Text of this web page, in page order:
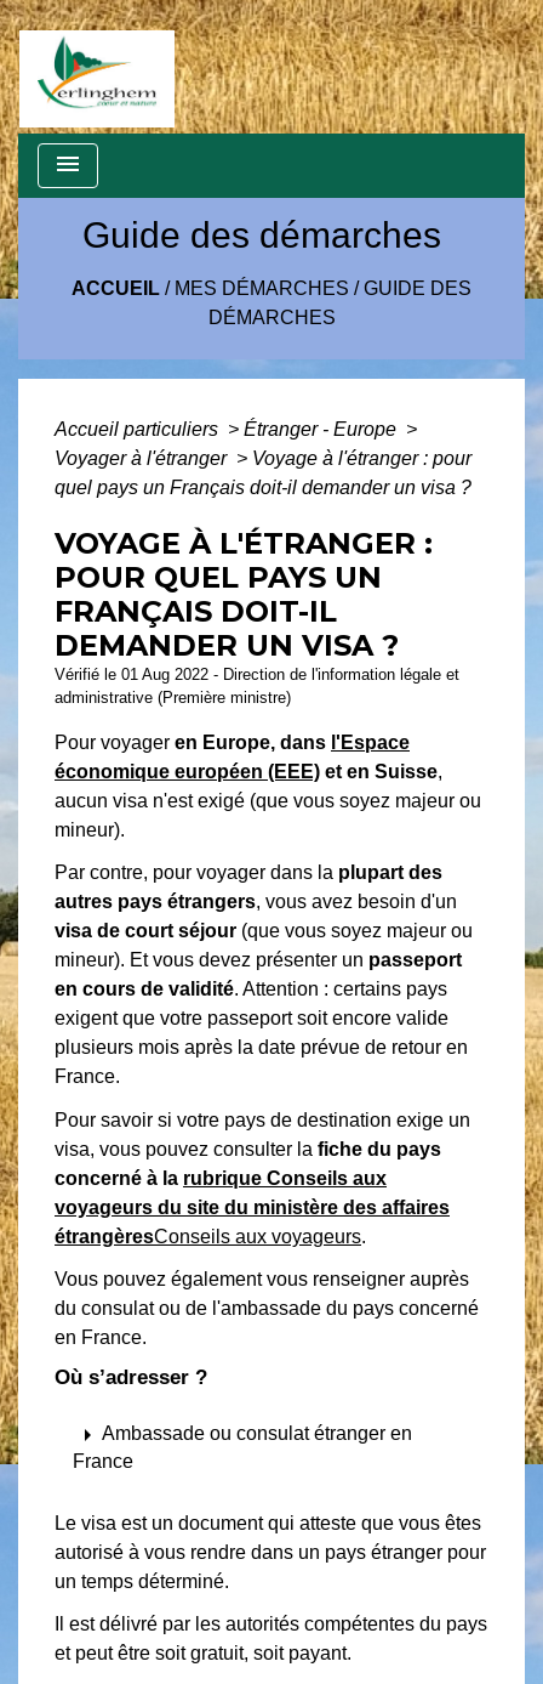
menu
Guide des démarches
ACCUEIL / MES DÉMARCHES /GUIDE DES
DÉMARCHES
Accueil particuliers > Étranger - Europe >
Voyager à l'étranger > Voyage à l'étranger : pour
quel pays un Français doit-il demander un visa ?
VOYAGE À L'ÉTRANGER :
POUR QUEL PAYS UN
FRANÇAIS DOIT-IL
DEMANDER UN VISA ?
Vérifié le 01 Aug 2022 - Direction de l'information légale et
administrative (Première ministre)
Pour voyager en Europe, dans l'Espace
économique européen (EEE) et en Suisse,
aucun visa n'est exigé (que vous soyez majeur ou
mineur).
Par contre, pour voyager dans la plupart des
autres pays étrangers, vous avez besoin d'un
visa de court séjour (que vous soyez majeur ou
mineur). Et vous devez présenter un passeport
en cours de validité. Attention : certains pays
exigent que votre passeport soit encore valide
plusieurs mois après la date prévue de retour en
France.
Pour savoir si votre pays de destination exige un
visa, vous pouvez consulter la fiche du pays
concerné à la rubrique Conseils aux
voyageurs du site du ministère des affaires
étrangèresConseils aux voyageurs.
Vous pouvez également vous renseigner auprès
du consulat ou de l'ambassade du pays concerné
en France.
Où s’adresser ?
arrow_right Ambassade ou consulat étranger en
France
Le visa est un document qui atteste que vous êtes
autorisé à vous rendre dans un pays étranger pour
un temps déterminé.
Il est délivré par les autorités compétentes du pays
et peut être soit gratuit, soit payant.